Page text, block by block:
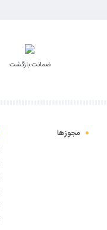
ضمانت بازگشت
مجوزها